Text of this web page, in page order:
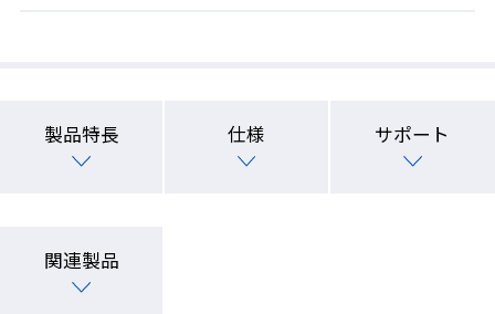
製品特長 仕様 サポート
関連製品